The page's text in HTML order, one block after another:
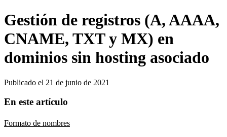
Gestión de registros (A, AAAA,
CNAME, TXT y MX) en
dominios sin hosting asociado
Publicado el 21 de junio de 2021
En este artículo
Formato de nombres